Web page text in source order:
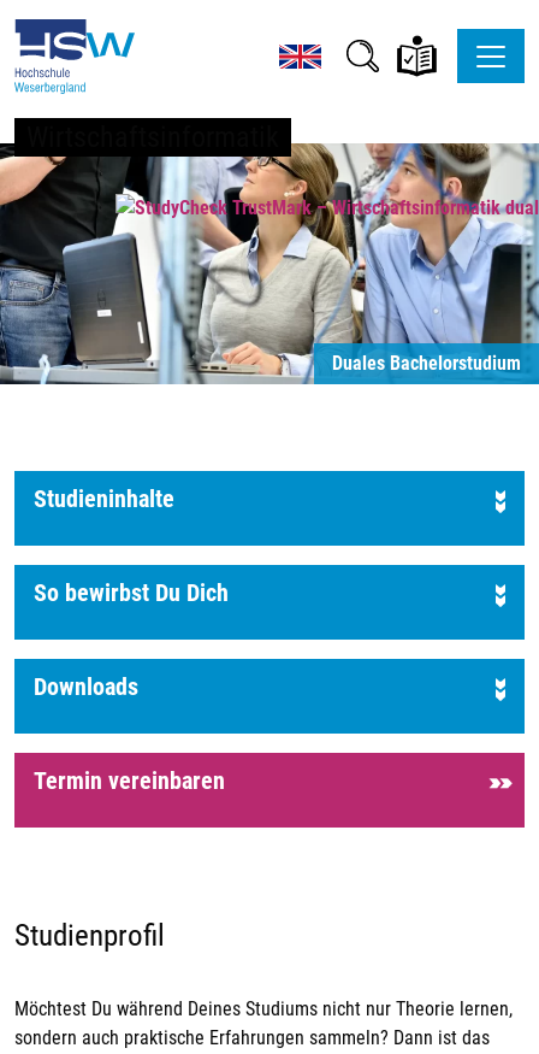
Duales Bachelorstudium
Studieninhalte
So bewirbst Du Dich
Downloads
Termin vereinbaren
Studienprofil
Möchtest Du während Deines Studiums nicht nur Theorie lernen,
sondern auch praktische Erfahrungen sammeln? Dann ist das